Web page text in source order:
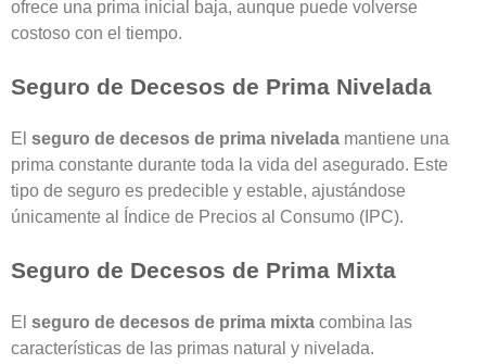
ofrece una prima inicial baja, aunque puede volverse
costoso con el tiempo.
Seguro de Decesos de Prima Nivelada
El seguro de decesos de prima nivelada mantiene una
prima constante durante toda la vida del asegurado. Este
tipo de seguro es predecible y estable, ajustándose
únicamente al Índice de Precios al Consumo (IPC).
Seguro de Decesos de Prima Mixta
El seguro de decesos de prima mixta combina las
características de las primas natural y nivelada.